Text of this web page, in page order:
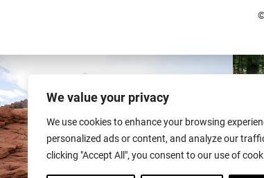
We value your privacy
We use cookies to enhance your browsing
personalized ads or content, and analyze our
clicking "Accept All", you consent to our use of